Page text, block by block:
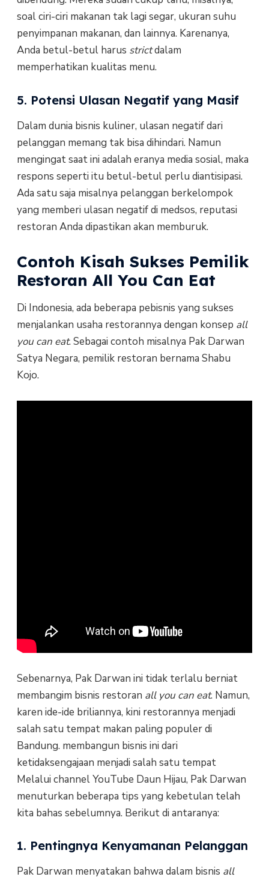
soal ciri-ciri makanan tak lagi segar, ukuran suhu
penyimpanan makanan, dan lainnya. Karenanya,
Anda betul-betul harus strictdalam
memperhatikan kualitas menu.
5. Potensi Ulasan Negatif yang Masif
Dalam dunia bisnis kuliner, ulasan negatif dari
pelanggan memang tak bisa dihindari. Namun
mengingat saat ini adalah eranya media sosial, maka
respons seperti itu betul-betul perlu diantisipasi.
Ada satu saja misalnya pelanggan berkelompok
yang memberi ulasan negatif di medsos, reputasi
restoran Anda dipastikan akan memburuk.
Contoh Kisah Sukses Pemilik
Restoran All You Can Eat
Di Indonesia, ada beberapa pebisnis yang sukses
menjalankan usaha restorannya dengan konsep all
you can eat. Sebagai contoh misalnya Pak Darwan
Satya Negara, pemilik restoran bernama Shabu
Kojo.
Sebenarnya, Pak Darwan ini tidak terlalu berniat
membangim bisnis restoran all you can eat. Namun,
karen ide-ide briliannya, kini restorannya menjadi
salah satu tempat makan paling populer di
Bandung. membangun bisnis ini dari
ketidaksengajaan menjadi salah satu tempat
Melalui channel YouTube Daun Hijau, Pak Darwan
menuturkan beberapa tips yang kebetulan telah
kita bahas sebelumnya. Berikut di antaranya:
1. Pentingnya Kenyamanan Pelanggan
Pak Darwan menyatakan bahwa dalam bisnis all